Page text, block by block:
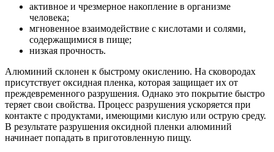
активное и чрезмерное накопление в организме
человека;
мгновенное взаимодействие с кислотами и солями,
содержащимися в пище;
низкая прочность.
Алюминий склонен к быстрому окислению. На сковородах
присутствует оксидная пленка, которая защищает их от
преждевременного разрушения. Однако это покрытие быстро
теряет свои свойства. Процесс разрушения ускоряется при
контакте с продуктами, имеющими кислую или острую среду.
В результате разрушения оксидной пленки алюминий
начинает попадать в приготовленную пищу.